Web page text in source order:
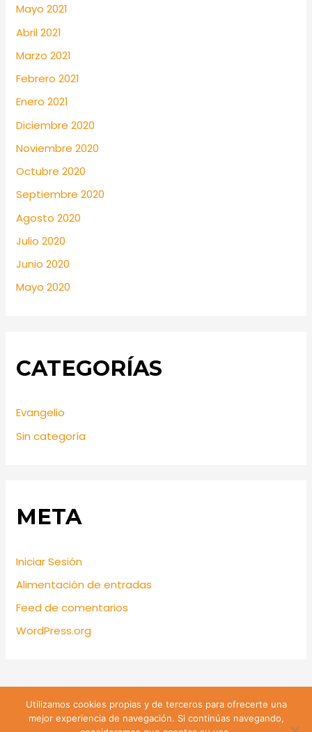
Mayo 2021
Abril 2021
Marzo 2021
Febrero 2021
Enero 2021
Diciembre 2020
Noviembre 2020
Octubre 2020
Septiembre 2020
Agosto 2020
Julio 2020
Junio 2020
Mayo 2020
CATEGORÍAS
Evangelio
Sin categoría
META
Iniciar Sesión
Alimentación de entradas
Feed de comentarios
WordPress.org
Lira 428 Santiago de Chile | Teléfono: +56 9 74809547 |
Utilizamos cookies propias y de terceros para ofrecerte una
mejor experiencia de navegación. Si continúas navegando,